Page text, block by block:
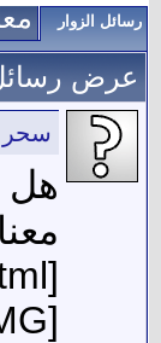
رسائل الزوار
عرض رسائل
سحر
هل
[IMG]http://imgupp.com/img/1443452996.jpg[/IMG][/URL]